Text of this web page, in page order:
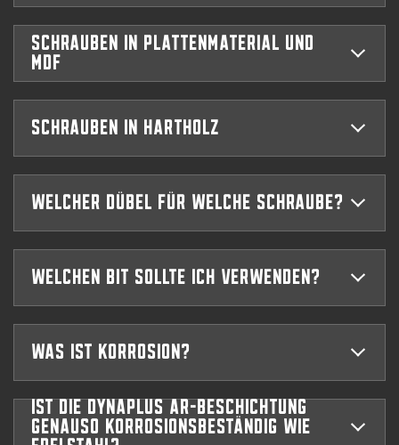
Schrauben in Plattenmaterial und
MDF
Schrauben in Hartholz
Welcher Dübel für welche Schraube?
Welchen Bit sollte ich verwenden?
Was ist Korrosion?
Ist die Dynaplus AR-Beschichtung
genauso korrosionsbeständig wie